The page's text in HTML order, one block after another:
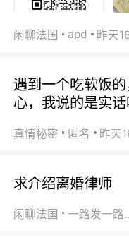
闲聊法国 apd 昨天
遇到一个吃软饭
心，我说的是实
真情秘密 匿名 昨天
求介绍离婚律师
闲聊法国 一